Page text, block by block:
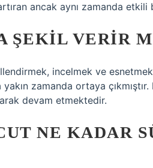
ancak aynı zamanda etkili
ŞEKIL VERIR
incelmek ve
zamanda ortaya
devam etmektedir.
NE KADAR